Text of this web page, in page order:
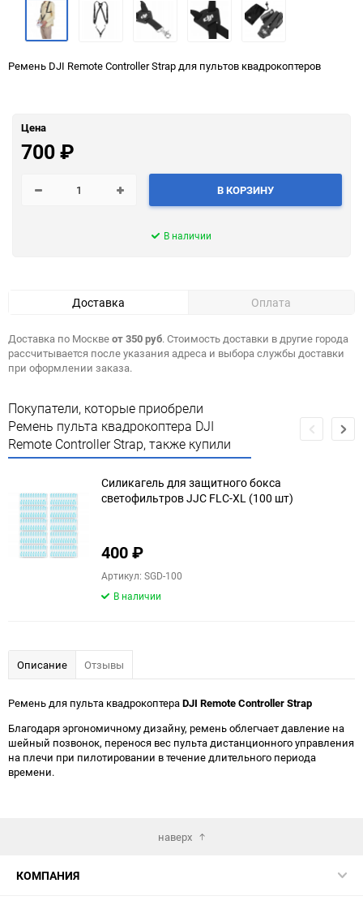
Ремень DJI Remote Controller Strap для пультов квадрокоптеров
Цена
700₽
В КОРЗИНУ
В наличии
Доставка Оплата
Доставка по Москвеот 350 руб. Стоимость доставки в другие города
рассчитывается после указания адреса и выбора службы доставки
при оформлении заказа.
Покупатели, которые приобрели
Ремень пульта квадрокоптера DJI
Remote Controller Strap, также купили
Силикагель для защитного бокса
светофильтров JJC FLC-XL (100 шт)
400₽
Артикул: SGD-100
В наличии
Описание Отзывы
Ремень для пульта квадрокоптераDJI Remote Controller Strap
Благодаря эргономичному дизайну, ремень облегчает давление на
шейный позвонок, перенося вес пульта дистанционного управления
на плечи при пилотировании в течение длительного периода
времени.
наверх
КОМПАНИЯ